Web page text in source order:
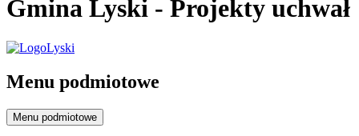
Gmina Lyski - Projekty uchwał
Menu podmiotowe
Menu podmiotowe